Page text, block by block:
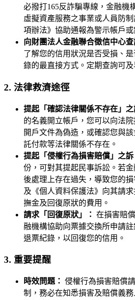
必撥打165反詐騙專線，金融機
虛擬資產服務之事業或人員防
項辦法》協助通報為警示帳戶或
向財團法人金融聯合徵信中心查
了解您的信用狀況是否受損、
錄的最直接方式。定期查詢可及
2. 法律救濟途徑
提起「確認法律關係不存在」之
的名義開立帳戶，您可以向法
開戶文件為偽造，或確認您與
託付款等法律關係不存在。
提起「侵權行為損害賠償」之訴
份，可對其提起民事訴訟。若
後處理上存在過失，導致您的損
及《個人資料保護法》向其請
撫金及回復原狀的費用。
請求「回復原狀」： 在損害賠
融機構協助向票據交換所申請
退票紀錄，以回復您的信用。
3. 重要提醒
時效問題： 侵權行為損害賠償
制，務必在知悉損害及賠償義務